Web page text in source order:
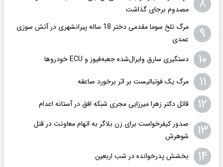
مصدوم برجای گذاشت
۹
مرگ تلخ سوما مقدمی دختر 18 ساله پیرانشهری در آتش سوزی
عمدی
۱۰ دستگیری سارق وایرال‌شده جعبه‌فیوز و ECU خودروها
۱۱ مرگ یک فوتبالیست بر اثر برخورد صاعقه
۱۲ قاتل دکتر زهرا میرزایی مجری شبکه افق در آستانه اعدام
۱۳
صدور کیفرخواست برای زن بلاگر به اتهام معاونت در قتل
شوهرش
۱۴ بخشش پدرخوانده در شب اربعین